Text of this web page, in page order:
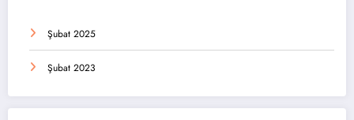
Şubat 2025
Şubat 2023